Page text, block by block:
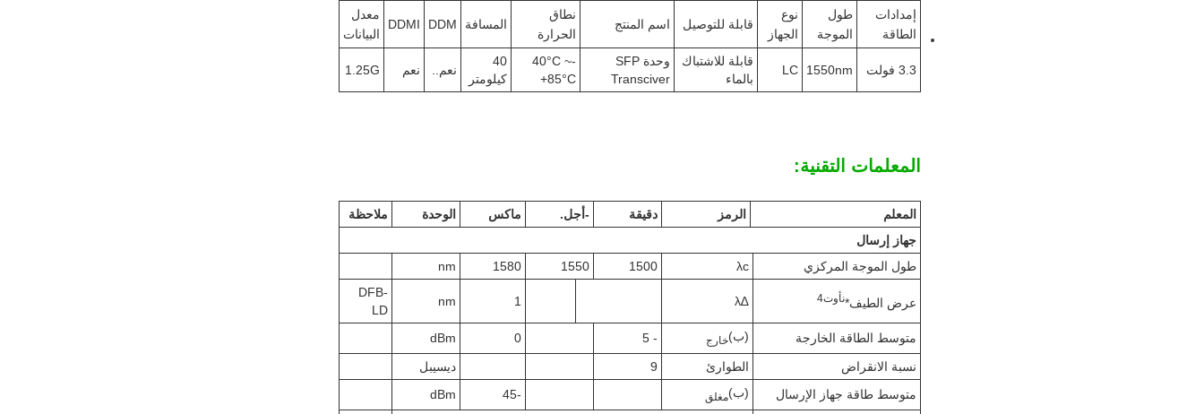
إمدادات
الطاقة
طول
الموجة
نوع
الجهاز
قابلة للتوصيل اسم المنتج
نطاق
الحرارة
المسافة DDM
DDMI
معدل
البيانات
3.3 فولت 1550nm
LC
قابلة للاشتباك
بالماء
وحدة SFP
Transciver
-40°C ~
+85°C
40
كيلومتر
نعم.. نعم 1.25G
المعلمات التقنية:
المعلم الرمز دقيقة -أجل. ماكس الوحدة
ملاحظة
جهاز إرسال
طول الموجة المركزي
λc
1500
1550
1580
nm
عرض الطيف*نأوت4
∆λ
1
nm
DFB-
LD
متوسط الطاقة الخارجة
(ب)خارج - 5
0
dBm
نسبة الانقراض
الطوارئ 9
ديسيبل
متوسط طاقة جهاز الإرسال
(ب)مغلق -45
dBm